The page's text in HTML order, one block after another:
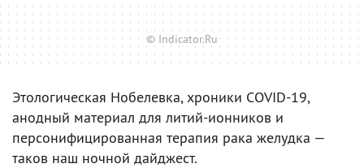
© Indicator.Ru
Этологическая Нобелевка, хроники COVID-19,
анодный материал для литий-ионников и
персонифицированная терапия рака желудка —
таков наш ночной дайджест.